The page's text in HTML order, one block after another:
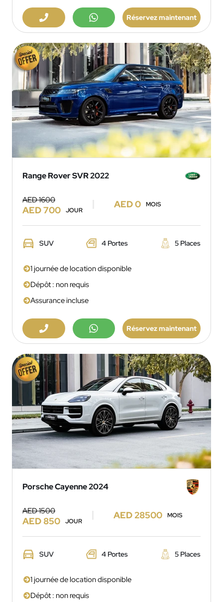
Réservez maintenant
Range Rover SVR 2022
AED 1600
AED 700 JOUR
AED 0 MOIS
SUV 4 Portes 5 Places
1 journée de location disponible
Dépôt : non requis
Assurance incluse
Réservez maintenant
Porsche Cayenne 2024
AED 1500
AED 850 JOUR
AED 28500 MOIS
SUV 4 Portes 5 Places
1 journée de location disponible
Dépôt : non requis